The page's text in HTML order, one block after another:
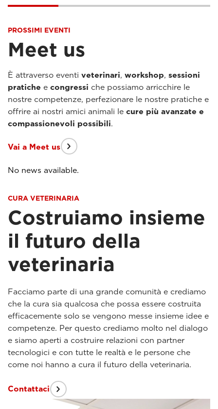
PROSSIMI EVENTI
Meet us
È attraverso eventi veterinari, workshop, sessioni
pratiche e congressi che possiamo arricchire le
nostre competenze, perfezionare le nostre pratiche e
offrire ai nostri amici animali le cure più avanzate e
compassionevoli possibili.
Vai a Meet us
No news available.
CURA VETERINARIA
Costruiamo insieme
il futuro della
veterinaria
Facciamo parte di una grande comunità e crediamo
che la cura sia qualcosa che possa essere costruita
efficacemente solo se vengono messe insieme idee e
competenze. Per questo crediamo molto nel dialogo
e siamo aperti a costruire relazioni con partner
tecnologici e con tutte le realtà e le persone che
come noi hanno a cura il futuro della veterinaria.
Contattaci